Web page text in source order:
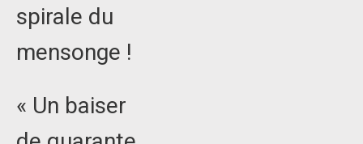
spirale du
mensonge !
« Un baiser